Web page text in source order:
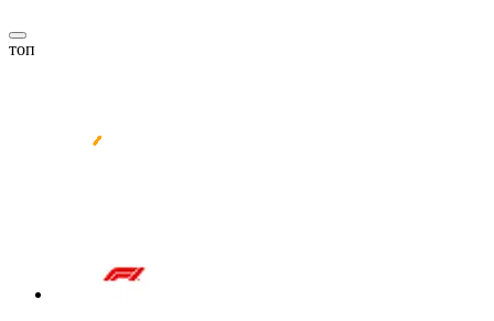
топ